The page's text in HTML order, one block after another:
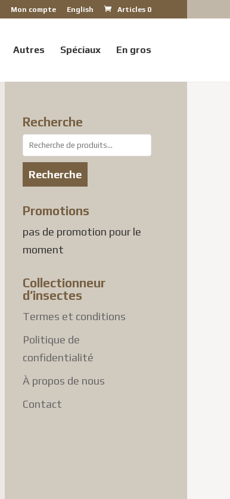
Mon compte English Articles 0
Autres Spéciaux En gros
Recherche
Recherche
pour :
Recherche
Promotions
pas de promotion pour le
moment
Collectionneur
d’insectes
Termes et conditions
Politique de
confidentialité
À propos de nous
Contact